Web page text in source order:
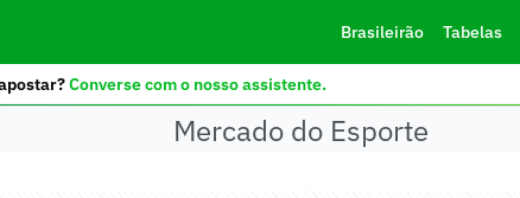
Brasileirão Tabelas
Converse com o nosso assistente.
Mercado do Esporte